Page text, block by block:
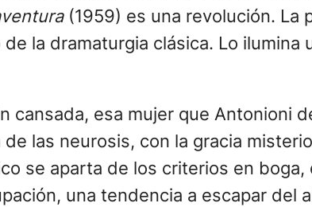
(1959) es una revolución. La
la dramaturgia clásica. Lo
cansada, esa mujer que Antonioni
las neurosis, con la gracia
se aparta de los criterios en
una tendencia a escapar del